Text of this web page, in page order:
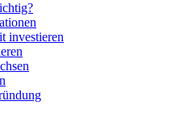
investieren